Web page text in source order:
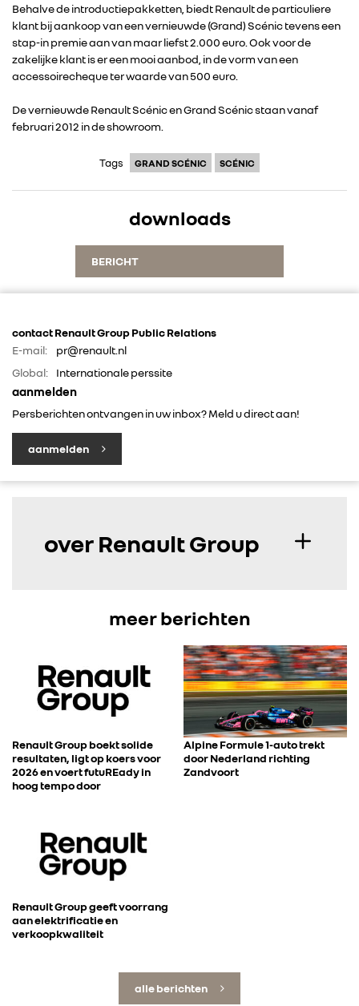
Behalve de introductiepakketten, biedt Renault de particuliere
klant bij aankoop van een vernieuwde (Grand) Scénic tevens een
stap-in premie aan van maar liefst 2.000 euro. Ook voor de
zakelijke klant is er een mooi aanbod, in de vorm van een
accessoirecheque ter waarde van 500 euro.
De vernieuwde Renault Scénic en Grand Scénic staan vanaf
februari 2012 in de showroom.
Tags GRAND SCÉNIC SCÉNIC
downloads
BERICHT
contact Renault Group Public Relations
E-mail:
pr@renault.nl
Global:
Internationale perssite
aanmelden
Persberichten ontvangen in uw inbox? Meld u direct aan!
aanmelden
over Renault Group
meer berichten
Renault Group boekt solide
resultaten, ligt op koers voor
2026 en voert futuREady in
hoog tempo door
Alpine Formule 1-auto trekt
door Nederland richting
Zandvoort
Renault Group geeft voorrang
aan elektrificatie en
verkoopkwaliteit
alle berichten